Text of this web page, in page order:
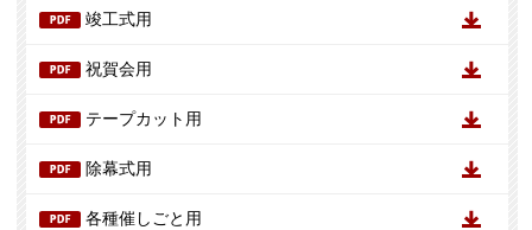
竣工式用
祝賀会用
テープカット用
除幕式用
各種催しごと用